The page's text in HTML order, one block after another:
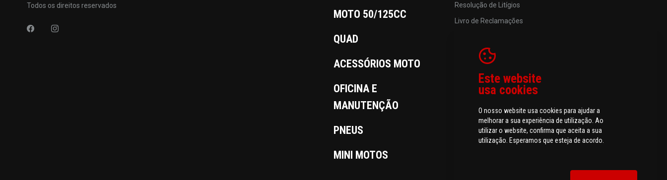
Todos os direitos reservados
MOTO 50/125CC
QUAD
ACESSÓRIOS MOTO
OFICINA E
MANUTENÇÃO
PNEUS
MINI MOTOS
Resolução de Litígios
Livro de Reclamações
Este website
usa cookies
O nosso website usa cookies para ajudar a
melhorar a sua experiência de utilização. Ao
utilizar o website, confirma que aceita a sua
utilização. Esperamos que esteja de acordo.